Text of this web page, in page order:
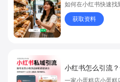
如何在小红书快速找
获取资料
小红书怎么引流
一家小蛋糕店小蛋